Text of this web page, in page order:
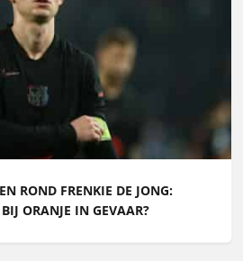
ROND FRENKIE DE JONG:
ORANJE IN GEVAAR?